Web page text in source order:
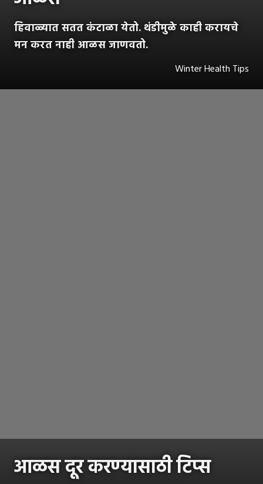
हिवाळ्यात सतत कंटाळा येतो. थंडीमुळे काही करायचे
मन करत नाही आळस जाणवतो.
Winter Health Tips
आळस दूर करण्यासाठी टिप्स